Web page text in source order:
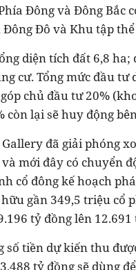
Đông và Đông Bắc
Đô và Khu tập thể
diện tích đất 6,8
cư. Tổng mức đầu tư
chủ đầu tư 20%
còn lại sẽ huy động
đã giải phóng
mới đây có chuyển
cổ đông kế hoạch
gần 349,5 triệu cổ
tỷ đồng lên 12.691
số tiền dự kiến thu
tỷ đồng sẽ dùng